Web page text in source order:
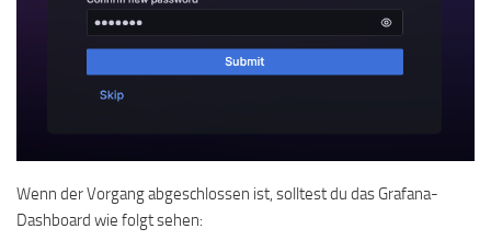
Wenn der Vorgang abgeschlossen ist, solltest du das Grafana-
Dashboard wie folgt sehen: